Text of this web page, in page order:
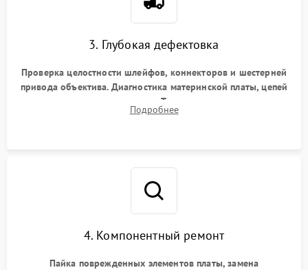
3. Глубокая дефектовка
Проверка целостности шлейфов, коннекторов и шестерней
привода объектива. Диагностика материнской платы, цепей
питания и картоприемника. Тестирование механизма
затвора и блока внутрикамерной стабилизации.
Подробнее
4. Компонентный ремонт
Пайка поврежденных элементов платы, замена